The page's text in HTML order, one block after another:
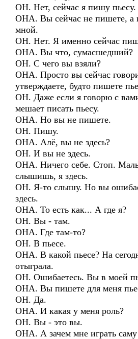
ОН. Нет, сейчас я пишу пьесу.
ОНА. Вы сейчас не пишете, а
мной.
ОН. Нет. Я именно сейчас
ОНА. Вы что, сумасшедший?
ОН. С чего вы взяли?
ОНА. Просто вы сейчас
утверждаете, будто пишете
ОН. Даже если я говорю с
мешает писать пьесу.
ОНА. Но вы не пишете.
ОН. Пишу.
ОНА. Алё, вы не здесь?
ОН. И вы не здесь.
ОНА. Ничего себе. Стоп.
слышишь, я здесь.
ОН. Я-то слышу. Но вы
здесь.
ОНА. То есть как... А где я?
ОН. Вы - там.
ОНА. Где там-то?
ОН. В пьесе.
ОНА. В какой пьесе? На
отыграла.
ОН. Ошибаетесь. Вы в моей
ОНА. Вы пишете для меня
ОН. Да.
ОНА. И какая у меня роль?
ОН. Вы - это вы.
ОНА. А зачем мне играть саму